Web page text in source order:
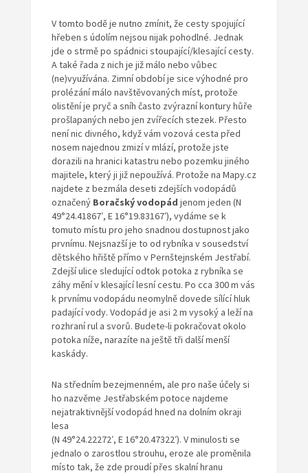
V tomto bodě je nutno zmínit, že cesty spojující
hřeben s údolím nejsou nijak pohodlné. Jednak
jde o strmě po spádnici stoupající/klesající cesty.
A také řada z nich je již málo nebo vůbec
(ne)využívána. Zimní období je sice výhodné pro
prolézání málo navštěvovaných míst, protože
olistění je pryč a sníh často zvýrazní kontury hůře
prošlapaných nebo jen zvířecích stezek. Přesto
není nic divného, když vám vozová cesta před
nosem najednou zmizí v mlází, protože jste
dorazili na hranici katastru nebo pozemku jiného
majitele, který ji již nepoužívá. Protože na Mapy.cz
najdete z bezmála deseti zdejších vodopádů
označený Boračský vodopád jenom jeden (N
49°24.41867′, E 16°19.83167′), vydáme se k
tomuto místu pro jeho snadnou dostupnost jako
prvnímu. Nejsnazší je to od rybníka v sousedství
dětského hřiště přímo v Pernštejnském Jestřabí.
Zdejší ulice sledující odtok potoka z rybníka se
záhy mění v klesající lesní cestu. Po cca 300 m vás
k prvnímu vodopádu neomylně dovede sílící hluk
padající vody. Vodopád je asi 2 m vysoký a leží na
rozhraní rul a svorů. Budete-li pokračovat okolo
potoka níže, narazíte na ještě tři další menší
kaskády.
Na středním bezejmenném, ale pro naše účely si
ho nazvěme Jestřabském potoce najdeme
nejatraktivnější vodopád hned na dolním okraji
lesa
(N 49°24.22272′, E 16°20.47322′). V minulosti se
jednalo o zarostlou strouhu, eroze ale proměnila
místo tak, že zde proudí přes skalní hranu